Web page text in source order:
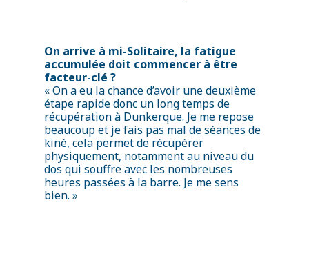
On arrive à mi-Solitaire, la fatigue
accumulée doit commencer à être
facteur-clé ?
« On a eu la chance d’avoir une deuxième
étape rapide donc un long temps de
récupération à Dunkerque. Je me repose
beaucoup et je fais pas mal de séances de
kiné, cela permet de récupérer
physiquement, notamment au niveau du
dos qui souffre avec les nombreuses
heures passées à la barre. Je me sens
bien. »